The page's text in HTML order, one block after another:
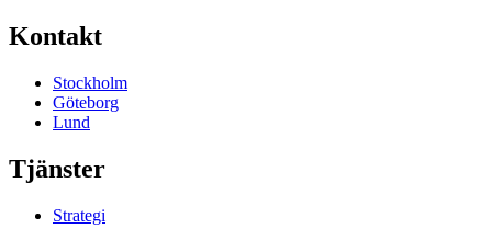
Kontakt
Stockholm
Göteborg
Lund
Tjänster
Strategi